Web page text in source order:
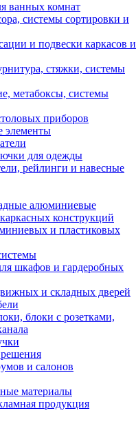
ванных комнат
системы сортировки и
и подвески каркасов и
стяжки, системы
метабоксы, системы
приборов
элементы
для одежды
рейлинги и навесные
алюминиевые
конструкций
и пластиковых
шкафов и гардеробных
и складных дверей
блоки с розетками,
и салонов
материалы
продукция